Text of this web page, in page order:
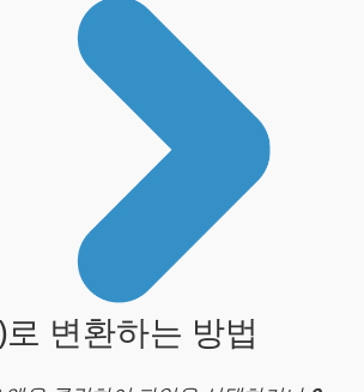
)로 변환하는 방법